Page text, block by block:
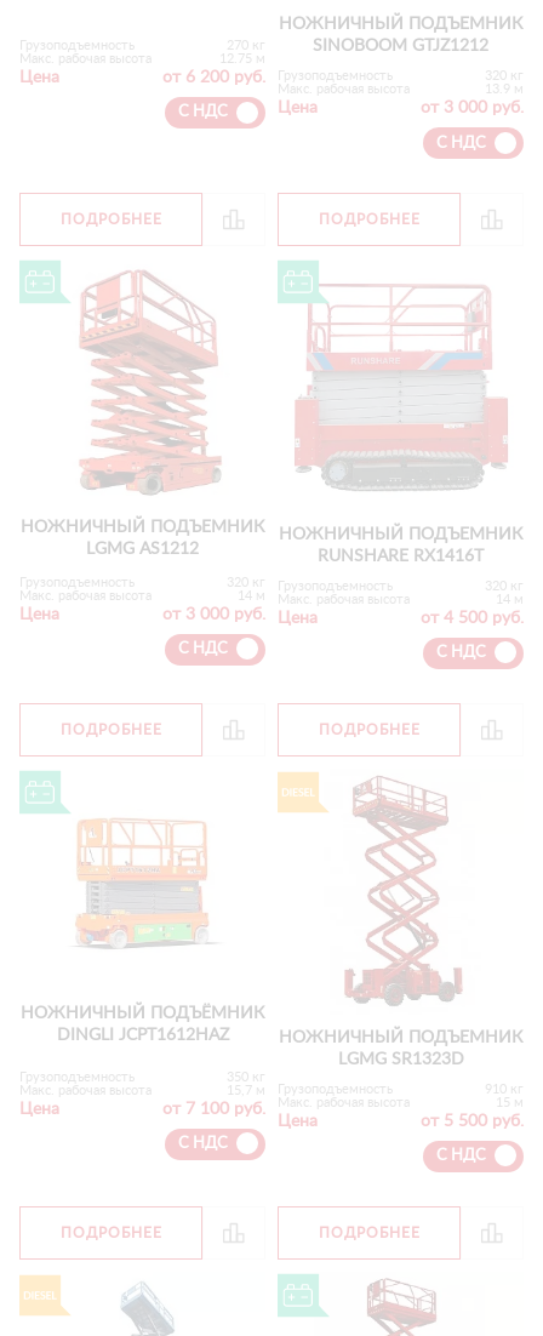
Грузоподъемность
270 кг
Макс. рабочая высота
12.75 м
Цена от 6 200 руб.
С НДС
ПОДРОБНЕЕ
НОЖНИЧНЫЙ ПОДЪЕМНИК
SINOBOOM GTJZ1212
Грузоподъемность
320 кг
Макс. рабочая высота
13.9 м
Цена от 3 000 руб.
С НДС
ПОДРОБНЕЕ
НОЖНИЧНЫЙ ПОДЪЕМНИК
LGMG AS1212
Грузоподъемность
320 кг
Макс. рабочая высота
14 м
Цена от 3 000 руб.
С НДС
ПОДРОБНЕЕ
НОЖНИЧНЫЙ ПОДЪЕМНИК
RUNSHARE RX1416T
Грузоподъемность
320 кг
Макс. рабочая высота
14 м
Цена от 4 500 руб.
С НДС
ПОДРОБНЕЕ
НОЖНИЧНЫЙ ПОДЪЁМНИК
DINGLI JCPT1612HAZ
Грузоподъемность
350 кг
Макс. рабочая высота
15,7 м
Цена от 7 100 руб.
С НДС
ПОДРОБНЕЕ
НОЖНИЧНЫЙ ПОДЪЕМНИК
LGMG SR1323D
Грузоподъемность
910 кг
Макс. рабочая высота
15 м
Цена от 5 500 руб.
С НДС
ПОДРОБНЕЕ